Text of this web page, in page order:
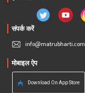
संपर्क करें
info@matrubharti.com
मोबाइल ऐप
Download On App Store